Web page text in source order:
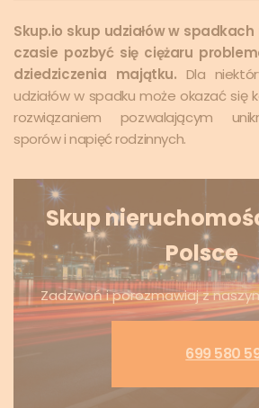
Skup.io skup udziałów w
czasie pozbyć się ciężaru
dziedziczenia majątku. Dla
udziałów w spadku może okazać się
rozwiązaniem pozwalającym
sporów i napięć rodzinnych.
Skup
Polsce
Zadzwoń i porozmawiaj z
699 580